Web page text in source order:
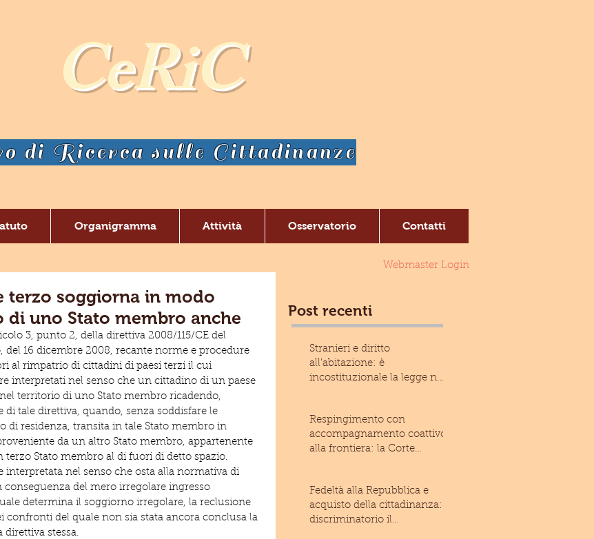
CeRiC
di Ricerca sulle Cittadinanze
Organigramma Attività Osservatorio Contatti
terzo soggiorna in modo
uno Stato membro anche
3, punto 2, della direttiva 2008/115/CE del
del 16 dicembre 2008, recante norme e procedure
al rimpatrio di cittadini di paesi terzi il cui
interpretati nel senso che un cittadino di un paese
territorio di uno Stato membro ricadendo,
tale direttiva, quando, senza soddisfare le
di residenza, transita in tale Stato membro in
da un altro Stato membro, appartenente
terzo Stato membro al di fuori di detto spazio.
interpretata nel senso che osta alla normativa di
del mero irregolare ingresso
determina il soggiorno irregolare, la reclusione
confronti del quale non sia stata ancora conclusa la
stessa.
Post recenti
Stranieri e diritto
all'abitazione: è
incostituzionale la legge n.
Respingimento con
accompagnamento coattivo
alla frontiera: la Corte
Fedeltà alla Repubblica e
acquisto della cittadinanza: è
discriminatorio il
Webmaster Login